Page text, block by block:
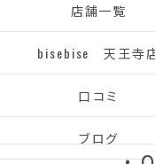
店舗一覧
bisebise 天王寺
口コミ
ブログ